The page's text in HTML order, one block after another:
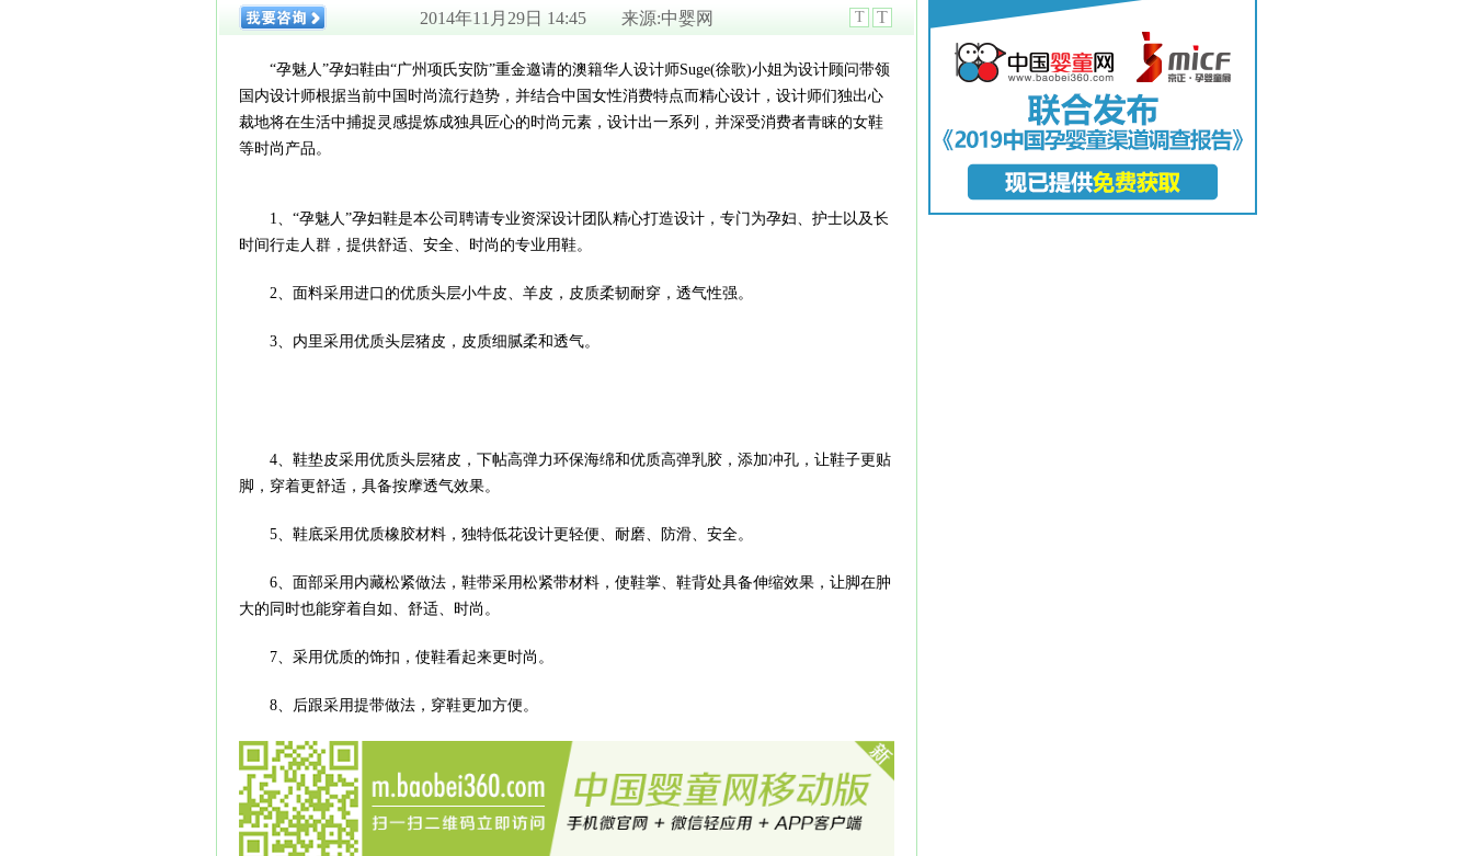
T T
2014年11月29日 14:45 来源:中婴网
“孕魅人”孕妇鞋由“广州项氏安防”重金邀请的澳籍华人设计师Suge(徐歌)小姐为设计顾问带领
国内设计师根据当前中国时尚流行趋势，并结合中国女性消费特点而精心设计，设计师们独出心
裁地将在生活中捕捉灵感提炼成独具匠心的时尚元素，设计出一系列，并深受消费者青睐的女鞋
等时尚产品。
1、“孕魅人”孕妇鞋是本公司聘请专业资深设计团队精心打造设计，专门为孕妇、护士以及长
时间行走人群，提供舒适、安全、时尚的专业用鞋。
2、面料采用进口的优质头层小牛皮、羊皮，皮质柔韧耐穿，透气性强。
3、内里采用优质头层猪皮，皮质细腻柔和透气。
4、鞋垫皮采用优质头层猪皮，下帖高弹力环保海绵和优质高弹乳胶，添加冲孔，让鞋子更贴
脚，穿着更舒适，具备按摩透气效果。
5、鞋底采用优质橡胶材料，独特低花设计更轻便、耐磨、防滑、安全。
6、面部采用内藏松紧做法，鞋带采用松紧带材料，使鞋掌、鞋背处具备伸缩效果，让脚在肿
大的同时也能穿着自如、舒适、时尚。
7、采用优质的饰扣，使鞋看起来更时尚。
8、后跟采用提带做法，穿鞋更加方便。